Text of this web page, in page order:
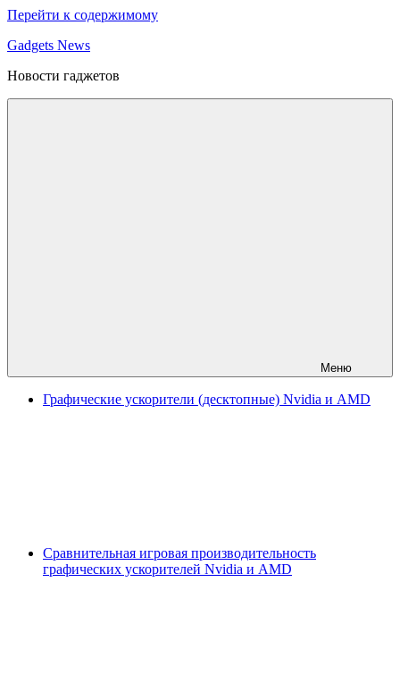
Перейти к содержимому
Gadgets News
Новости гаджетов
Меню
Графические ускорители (десктопные) Nvidia и AMD
Сравнительная игровая производительность
графических ускорителей Nvidia и AMD